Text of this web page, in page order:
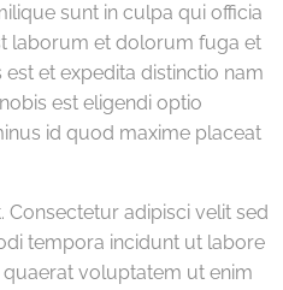
sunt in culpa qui officia
laborum et dolorum fuga et
et expedita distinctio nam
est eligendi optio
id quod maxime placeat
Consectetur adipisci velit sed
tempora incidunt ut labore
voluptatem ut enim